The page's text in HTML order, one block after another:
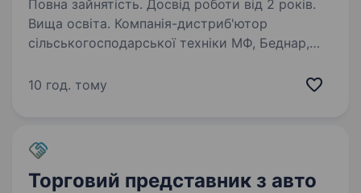
Повна зайнятість. Досвід роботи від 2 років.
Вища освіта. Компанія-дистриб'ютор
сільськогосподарської техніки МФ, Беднар,
та амбіційних фахівців на посаду Менеджера
10 год. тому
Торговий представник з авто